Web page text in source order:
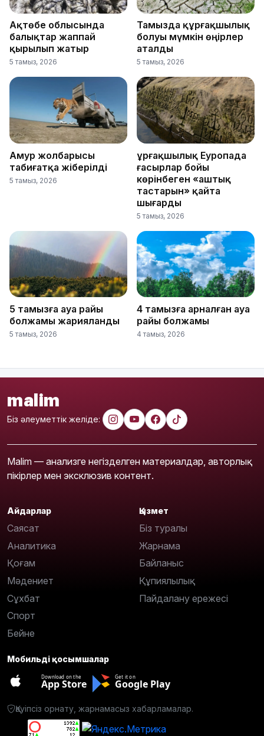
Ақтөбе облысында
балықтар жаппай
қырылып жатыр
5 тамыз, 2026
Тамызда құрғақшылық
болуы мүмкін өңірлер
аталды
5 тамыз, 2026
Амур жолбарысы
табиғатқа жіберілді
5 тамыз, 2026
Құрғақшылық Еуропада
ғасырлар бойы
көрінбеген «аштық
тастарын» қайта
шығарды
5 тамыз, 2026
5 тамызға ауа райы
болжамы жарияланды
5 тамыз, 2026
4 тамызға арналған ауа
райы болжамы
4 тамыз, 2026
malim
Біз әлеуметтік желіде:
Malim — анализге негізделген материалдар, авторлық
пікірлер мен эксклюзив контент.
Айдарлар
Саясат
Аналитика
Қоғам
Мәдениет
Сұхбат
Спорт
Бейне
Қызмет
Біз туралы
Жарнама
Байланыс
Құпиялылық
Пайдалану ережесі
Мобильді қосымшалар
Download on the
App Store
Get it on
Google Play
Қауіпсіз орнату, жарнамасыз хабарламалар.